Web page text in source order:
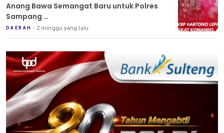
Anang Bawa Semangat Baru untuk Polres
Sampang
Tradisi Pedang Pora Iringi Sertijab Kapolres
Sampang
DAERAH 2 minggu yang lalu